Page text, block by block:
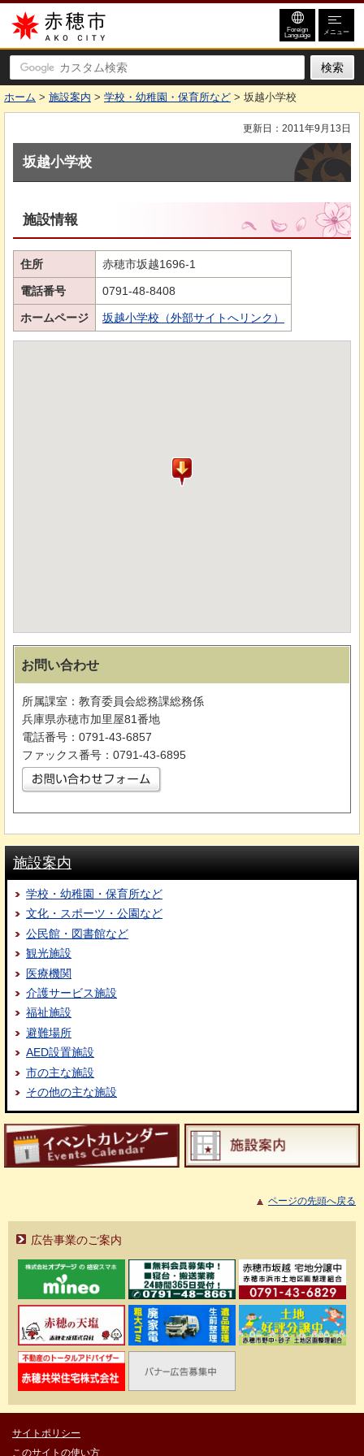
赤穂市
Foreign
Language メニュー
ホーム > 施設案内 > 学校・幼稚園・保育所など > 坂越小学校
更新日：2011年9月13日
坂越小学校
施設情報
住所 赤穂市坂越1696-1
電話番号 0791-48-8408
ホームページ 坂越小学校（外部サイトへリンク）
お問い合わせ
所属課室：教育委員会総務課総務係
兵庫県赤穂市加里屋81番地
電話番号：0791-43-6857
ファックス番号：0791-43-6895
施設案内
学校・幼稚園・保育所など
文化・スポーツ・公園など
公民館・図書館など
観光施設
医療機関
介護サービス施設
福祉施設
避難場所
AED設置施設
市の主な施設
その他の主な施設
ページの先頭へ戻る
広告事業のご案内
サイトポリシー
このサイトの使い方